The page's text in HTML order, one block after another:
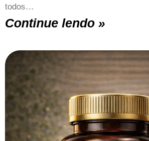
todos…
Continue lendo »